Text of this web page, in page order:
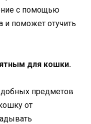
с помощью
и поможет отучить
для кошки.
предметов
от